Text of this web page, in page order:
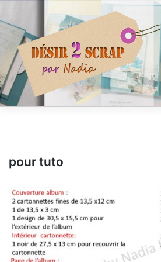
content
pour tuto